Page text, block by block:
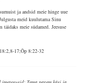
ja andsid meie hinge uue
meid kuulutama Sinu
täidaks meie südamed. Jeesuse
17;Õp 8:22-32